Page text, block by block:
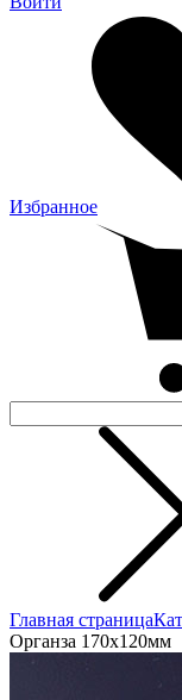
Избранное
Главная страница
Органза 170x120мм